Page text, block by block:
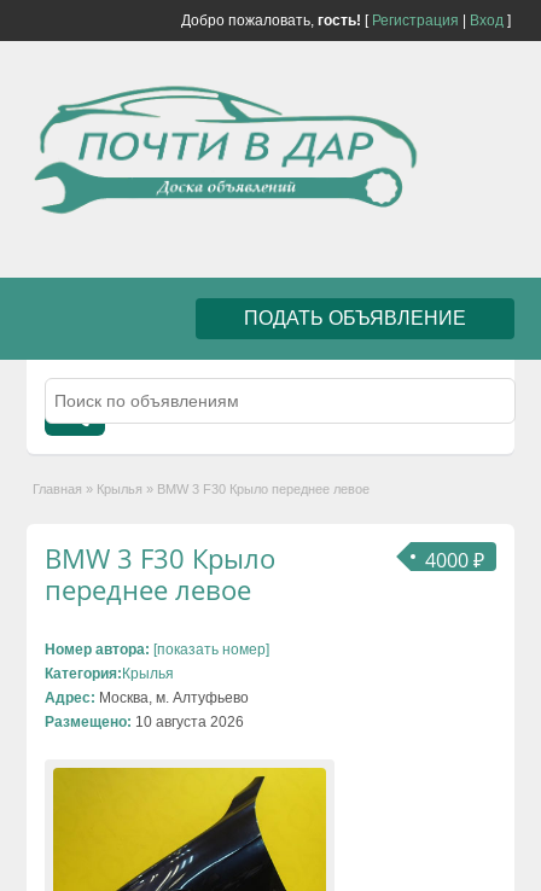
Добро пожаловать, гость! [ Регистрация Вход]
ПОДАТЬ ОБЪЯВЛЕНИЕ
Главная » Крылья » BMW 3 F30 Крыло переднее левое
4000 ₽
BMW 3 F30 Крыло
переднее левое
Номер автора: [показать номер]
Категория: Крылья
Адрес: Москва, м. Алтуфьево
Размещено: 10 августа 2026